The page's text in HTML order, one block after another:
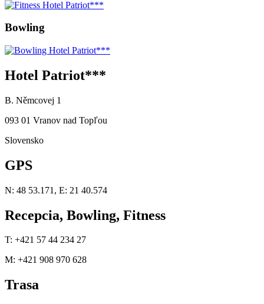
Bowling
Hotel Patriot***
B. Němcovej 1
093 01 Vranov nad Topľou
Slovensko
GPS
N: 48 53.171, E: 21 40.574
Recepcia, Bowling, Fitness
T: +421 57 44 234 27
M: +421 908 970 628
Trasa